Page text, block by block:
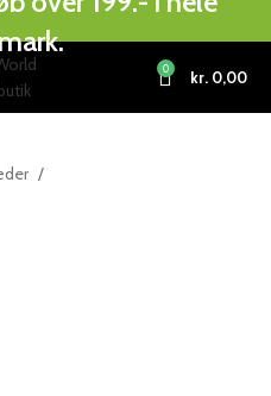
0 kr. 0,00